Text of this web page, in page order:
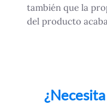
también que la
del producto